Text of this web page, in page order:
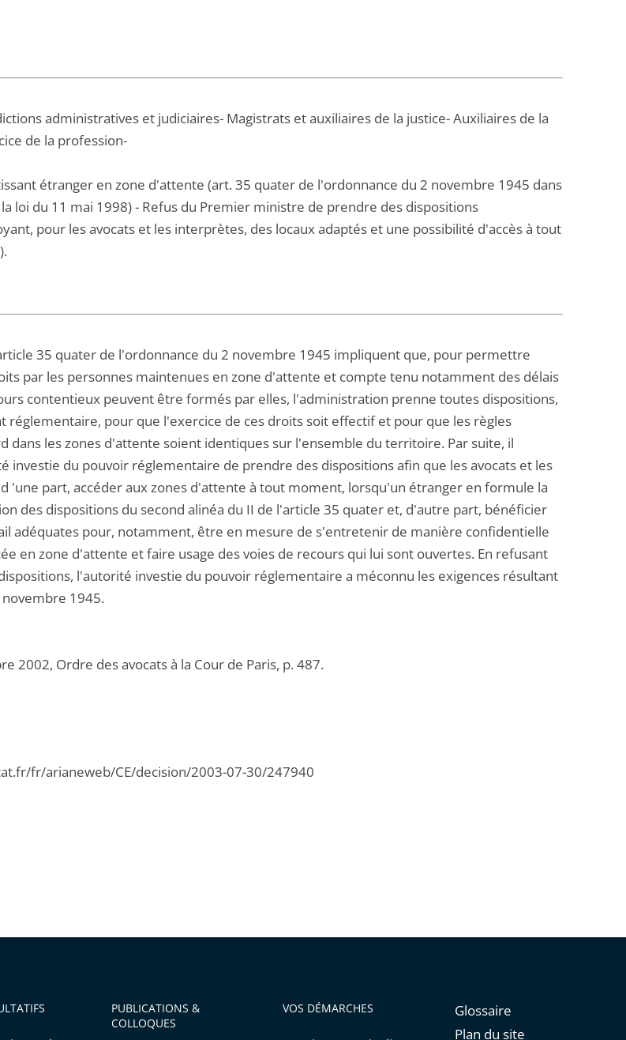
administratives et judiciaires- Magistrats et auxiliaires de la justice- Auxiliaires de la
de la profession-
étranger en zone d'attente (art. 35 quater de l'ordonnance du 2 novembre 1945 dans
loi du 11 mai 1998) - Refus du Premier ministre de prendre des dispositions
pour les avocats et les interprètes, des locaux adaptés et une possibilité d'accès à tout
35 quater de l'ordonnance du 2 novembre 1945 impliquent que, pour permettre
par les personnes maintenues en zone d'attente et compte tenu notamment des délais
contentieux peuvent être formés par elles, l'administration prenne toutes dispositions,
réglementaire, pour que l'exercice de ces droits soit effectif et pour que les règles
dans les zones d'attente soient identiques sur l'ensemble du territoire. Par suite, il
investie du pouvoir réglementaire de prendre des dispositions afin que les avocats et les
'une part, accéder aux zones d'attente à tout moment, lorsqu'un étranger en formule la
des dispositions du second alinéa du II de l'article 35 quater et, d'autre part, bénéficier
adéquates pour, notamment, être en mesure de s'entretenir de manière confidentielle
en zone d'attente et faire usage des voies de recours qui lui sont ouvertes. En refusant
l'autorité investie du pouvoir réglementaire a méconnu les exigences résultant
1945.
2002, Ordre des avocats à la Cour de Paris, p. 487.
fr/arianeweb/CE/decision/2003-07-30/247940
PUBLICATIONS &
COLLOQUES
VOS DÉMARCHES
Glossaire
Plan du site